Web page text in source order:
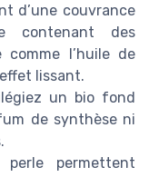
d’une couvrance
contenant des
comme l’huile de
lissant.
un bio fond
de synthèse ni
permettent